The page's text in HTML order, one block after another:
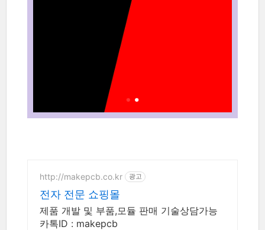
http://makepcb.co.kr 광고
전자 전문 쇼핑몰
제품 개발 및 부품,모듈 판매 기술상담가능
카톡ID : makepcb